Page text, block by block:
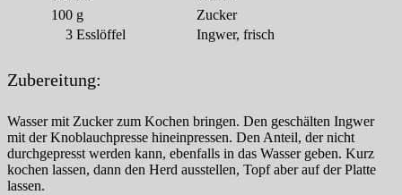
100 g
Zucker
3 Esslöffel Ingwer, frisch
Zubereitung:
Wasser mit Zucker zum Kochen bringen. Den geschälten Ingwer
mit der Knoblauchpresse hineinpressen. Den Anteil, der nicht
durchgepresst werden kann, ebenfalls in das Wasser geben. Kurz
kochen lassen, dann den Herd ausstellen, Topf aber auf der Platte
lassen.